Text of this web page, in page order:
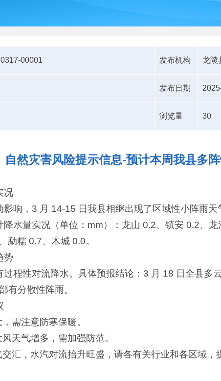
00001 发布机构 龙陵
发布日期
浏览量 30
自然灾害风险提示信息-预计本周我县多阵
况
影响，3 月 14-15 日我县相继出现了区域性小阵雨
降水量实况（单位：mm）：龙山 0.2、镇安 0.2、
勐糯 0.7、木城 0.0。
势
过程性对流降水。具体预报结论：3 月 18 日全县多
有分散性阵雨。
需注意防寒保暖。
天气增多，需加强防范。
汇，水汽对流抬升旺盛，请各有关行业和各区域